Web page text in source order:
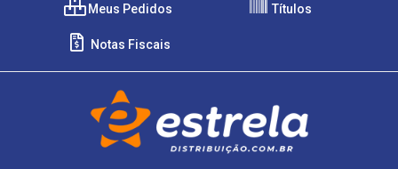
Meus Pedidos Títulos
Notas Fiscais